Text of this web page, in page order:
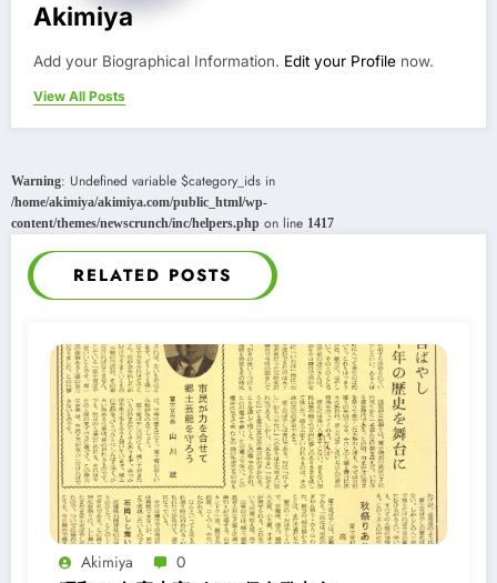
Akimiya
Add your Biographical Information. Edit your Profile now.
View All Posts
Warning: Undefined variable $category_ids in
/home/akimiya/akimiya.com/public_html/wp-
content/themes/newscrunch/inc/helpers.php on line 1417
RELATED POSTS
Akimiya 0